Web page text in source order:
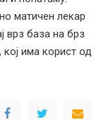
матичен лекар
врз база на брз
кој има корист од